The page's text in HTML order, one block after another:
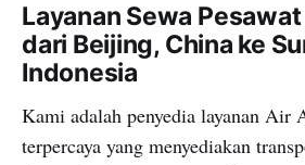
Layanan Sewa
dari Beijing, China ke
Indonesia
Kami adalah penyedia layanan Air
terpercaya yang menyediakan